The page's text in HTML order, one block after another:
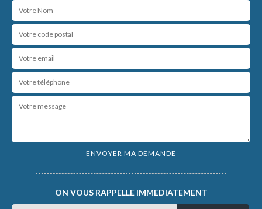
ON VOUS RAPPELLE IMMEDIATEMENT